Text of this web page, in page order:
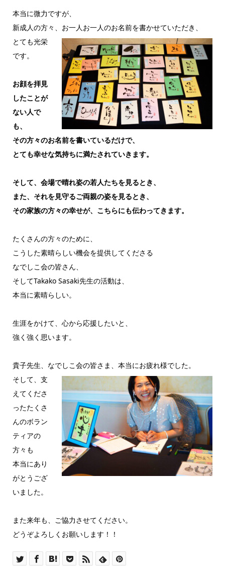
本当に微力ですが、
新成人の方々、お一人お一人のお名前を書かせていただき、
とても光栄
です。
お顔を拝見
したことが
ない人で
も、
その方々のお名前を書いているだけで、
とても幸せな気持ちに満たされていきます。
そして、会場で晴れ姿の若人たちを見るとき、
また、それを見守るご両親の姿を見るとき、
その家族の方々の幸せが、こちらにも伝わってきます。
たくさんの方々のために、
こうした素晴らしい機会を提供してくださる
なでしこ会の皆さん、
そしてTakako Sasaki先生の活動は、
本当に素晴らしい。
生涯をかけて、心から応援したいと、
強く強く思います。
貴子先生、なでしこ会の皆さま、本当にお疲れ様でした。
そして、支
えてくださ
ったたくさ
んのボラン
ティアの
方々も
本当にあり
がとうござ
いました。
また来年も、ご協力させてください。
どうぞよろしくお願いします！！